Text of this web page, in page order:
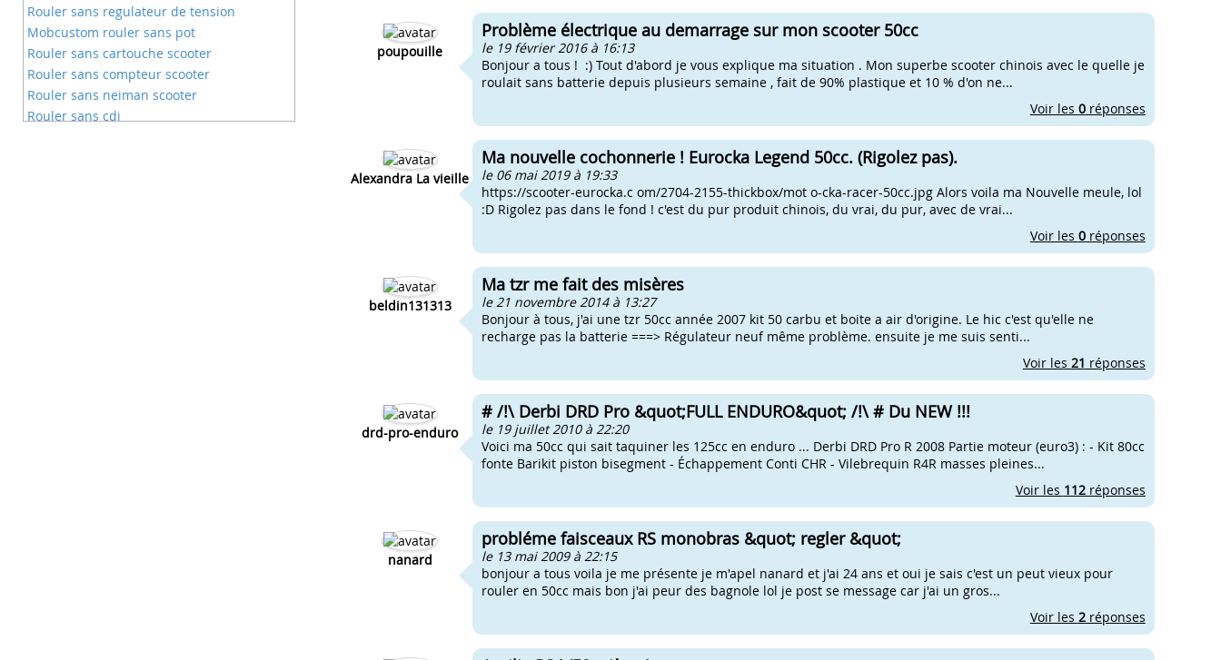
Rouler sans regulateur de tension
Mobcustom rouler sans pot
Rouler sans cartouche scooter
Rouler sans compteur scooter
Rouler sans neiman scooter
Rouler sans cdi
poupouille
Problème électrique au demarrage sur mon scooter 50cc
le 19 février 2016 à 16:13
Bonjour a tous ! :) Tout d'abord je vous explique ma situation . Mon superbe scooter chinois avec le quelle je
roulait sans batterie depuis plusieurs semaine , fait de 90% plastique et 10 % d'on ne...
Voir les 0réponses
Alexandra La vieille
Ma nouvelle cochonnerie ! Eurocka Legend 50cc. (Rigolez pas).
le 06 mai 2019 à 19:33
https://scooter-eurocka.c om/2704-2155-thickbox/mot o-cka-racer-50cc.jpg Alors voila ma Nouvelle meule, lol
:D Rigolez pas dans le fond ! c'est du pur produit chinois, du vrai, du pur, avec de vrai...
Voir les 0réponses
beldin131313
Ma tzr me fait des misères
le 21 novembre 2014 à 13:27
Bonjour à tous, j'ai une tzr 50cc année 2007 kit 50 carbu et boite a air d'origine. Le hic c'est qu'elle ne
recharge pas la batterie ===> Régulateur neuf même problème. ensuite je me suis senti...
Voir les 21 réponses
drd-pro-enduro
# /!\ Derbi DRD Pro &quot;FULL ENDURO&quot; /!\ # Du NEW !!!
le 19 juillet 2010 à 22:20
Voici ma 50cc qui sait taquiner les 125cc en enduro ... Derbi DRD Pro R 2008 Partie moteur (euro3) : - Kit 80cc
fonte Barikit piston bisegment - Échappement Conti CHR - Vilebrequin R4R masses pleines...
Voir les 112réponses
nanard
probléme faisceaux RS monobras &quot; regler &quot;
le 13 mai 2009 à 22:15
bonjour a tous voila je me présente je m'apel nanard et j'ai 24 ans et oui je sais c'est un peut vieux pour
rouler en 50cc mais bon j'ai peur des bagnole lol je post se message car j'ai un gros...
Voir les 2réponses